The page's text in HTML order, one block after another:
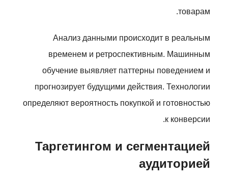
товарам.
Анализ данными происходит в реальным
временем и ретроспективным. Машинным
обучение выявляет паттерны поведением и
прогнозирует будущими действия. Технологии
определяют вероятность покупкой и готовностью
к конверсии.
Таргетингом и сегментацией
аудиторией